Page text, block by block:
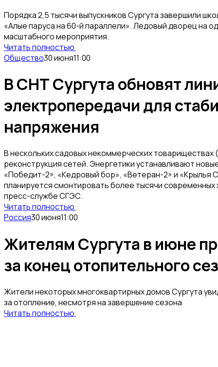
Порядка 2,5 тысячи выпускников Сургута завершили
«Алые паруса на 60-й параллели». Ледовый дворец на
масштабного мероприятия.
Читать полностью
Общество30 июня11:00
В СНТ Сургута обновят
электропередачи для
напряжения
В нескольких садовых некоммерческих
реконструкция сетей. Энергетики устанавливают
«Победит-2», «Кедровый бор», «Ветеран-2» и «Крылья
планируется смонтировать более тысячи
пресс-службе СГЭС.
Читать полностью
Россия30 июня11:00
Жителям Сургута в июне
за конец отопительного
Жители некоторых многоквартирных домов Сургута
за отопление, несмотря на завершение сезона
Читать полностью